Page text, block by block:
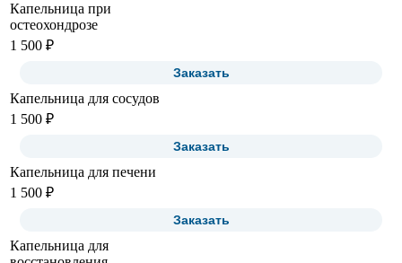
Капельница при
остеохондрозе
1 500 ₽
Заказать
Капельница для сосудов
1 500 ₽
Заказать
Капельница для печени
1 500 ₽
Заказать
Капельница для